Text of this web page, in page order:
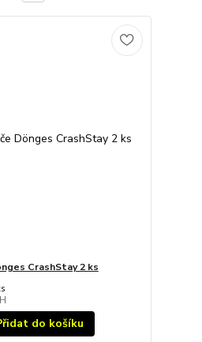
CrashStay 2 ks
do košíku